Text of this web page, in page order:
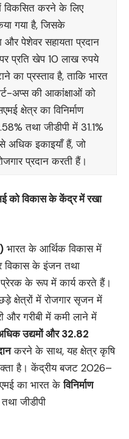
विकसित करने के लिए
गया है, जिसके
और पेशेवर सहायता प्रदान
प्रति खेप 10 लाख रुपये
का प्रस्ताव है, ताकि भारत
अप्स की आकांक्षाओं को
क्षेत्र का विनिर्माण
तथा जीडीपी में 31.1%
अधिक इकाइयाँ हैं, जो
प्रदान करती हैं।
को विकास के केंद्र में रखा
भारत के आर्थिक विकास में
विकास के इंजन तथा
के रूप में कार्य करते हैं।
क्षेत्रों में रोजगार सृजन में
और गरीबी में कमी लाने में
उद्यमों और 32.82
करने के साथ, यह क्षेत्र कृषि
है। केंद्रीय बजट 2026–
का भारत केविनिर्माण
तथा जीडीपी